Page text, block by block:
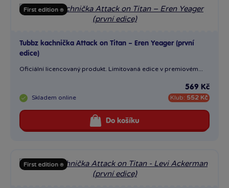
First edition ⍟
Tubbz kachnička Attack on Titan – Eren Yeager (první
edice)
Oficiální licencovaný produkt. Limitovaná edice v premiovém...
Skladem online
569 Kč
Klub: 552 Kč
Do košíku
First edition ⍟